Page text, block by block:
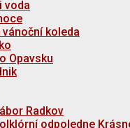
voda
vánoční koleda
Opavsku
Radkov
odpoledne